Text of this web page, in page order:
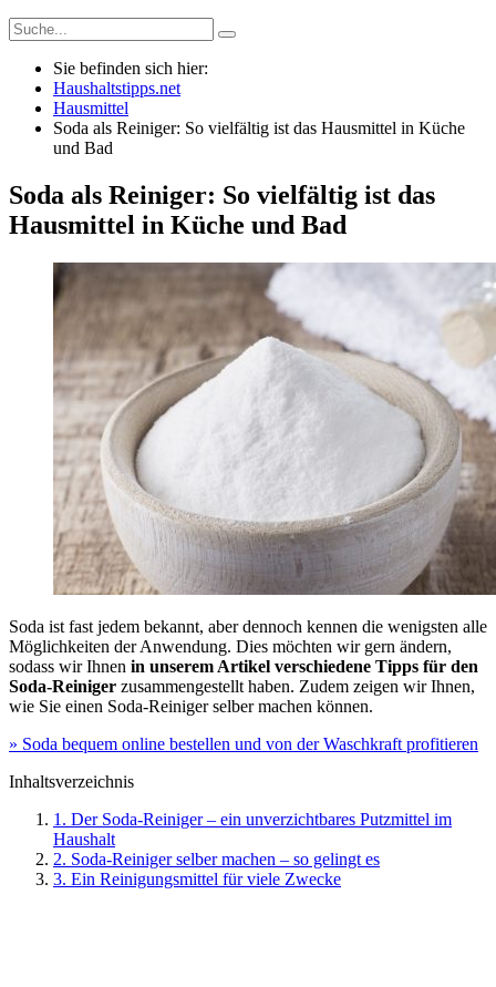
Sie befinden sich hier:
Haushaltstipps.net
Hausmittel
Soda als Reiniger: So vielfältig ist das Hausmittel in Küche
und Bad
Soda als Reiniger: So vielfältig ist das
Hausmittel in Küche und Bad
Soda ist fast jedem bekannt, aber dennoch kennen die wenigsten alle
Möglichkeiten der Anwendung. Dies möchten wir gern ändern,
sodass wir Ihnen in unserem Artikel verschiedene Tipps für den
Soda-Reiniger zusammengestellt haben. Zudem zeigen wir Ihnen,
wie Sie einen Soda-Reiniger selber machen können.
» Soda bequem online bestellen und von der Waschkraft profitieren
Inhaltsverzeichnis
1. Der Soda-Reiniger – ein unverzichtbares Putzmittel im
Haushalt
2. Soda-Reiniger selber machen – so gelingt es
3. Ein Reinigungsmittel für viele Zwecke